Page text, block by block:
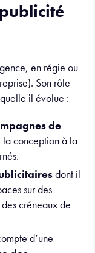
en régie ou
Son rôle
il évolue :
de
la conception à la
dont il
sur des
créneaux de
d’une